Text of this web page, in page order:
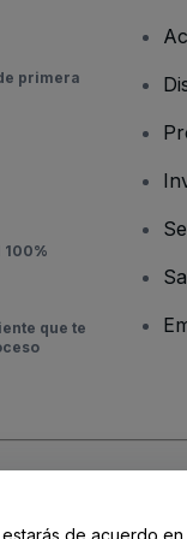
primera
que te
estarás de acuerdo